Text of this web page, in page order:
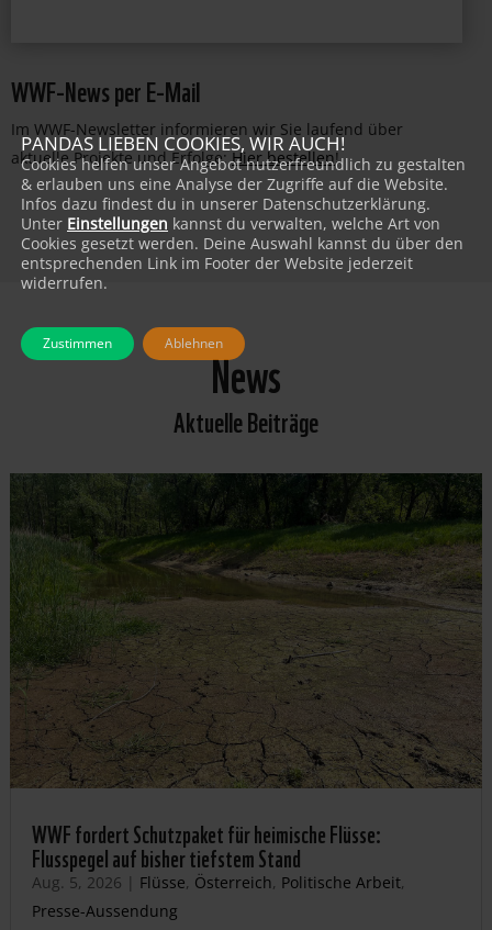
WWF-News per E-Mail
Im WWF-Newsletter informieren wir Sie laufend über
aktuelle Projekte und Erfolge:Hier bestellen!
News
Aktuelle Beiträge
WWF fordert Schutzpaket für heimische Flüsse:
Flusspegel auf bisher tiefstem Stand
Aug. 5, 2026 | Flüsse, Österreich, Politische Arbeit,
Presse-Aussendung
PANDAS LIEBEN COOKIES, WIR AUCH!
Cookies helfen unser Angebot nutzerfreundlich zu gestalten
& erlauben uns eine Analyse der Zugriffe auf die Website.
Infos dazu findest du in unserer Datenschutzerklärung.
Unter Einstellungen kannst du verwalten, welche Art von
Cookies gesetzt werden. Deine Auswahl kannst du über den
entsprechenden Link im Footer der Website jederzeit
widerrufen.
Zustimmen Ablehnen